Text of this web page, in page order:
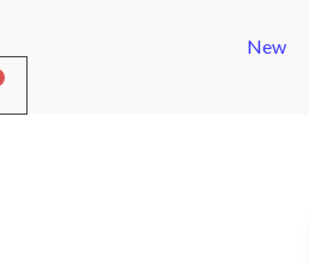
New